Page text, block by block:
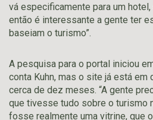
vá especificamente para um
então é interessante a gente ter
baseiam o turismo”.
A pesquisa para o portal iniciou
conta Kuhn, mas o site já está em
cerca de dez meses. “A gente
que tivesse tudo sobre o turismo
fosse realmente uma vitrine, que